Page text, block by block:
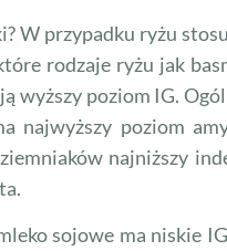
W przypadku ryżu
rodzaje ryżu jak
wyższy poziom IG.
najwyższy poziom
najniższy
sojowe ma niskie